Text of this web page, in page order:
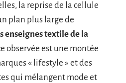
la reprise de la cellule
plan plus large de
enseignes textile de la
observée est une montée
« lifestyle » et des
qui mélangent mode et